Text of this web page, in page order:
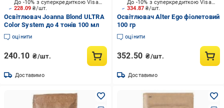
228.09₴/шт.
До -10% з суперкредиткою Visa Вигода
Освітлювач Joanna Blond ULTRA
Color System до 4 тонів 100 мл
оцінити
240.10 ₴/шт.
Доставимо
334.87₴/шт.
До -10% з суперкредиткою Visa Вигода
Освітлювач Alter Ego фіолетовий
100 гр
оцінити
352.50 ₴/шт.
Доставимо